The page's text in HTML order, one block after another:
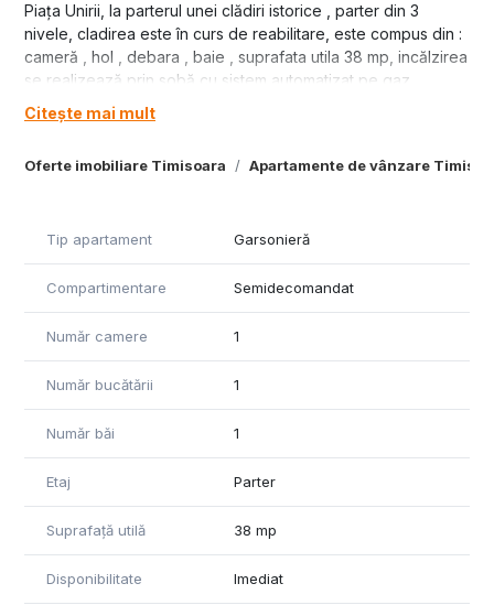
Oferte imobiliare Timisoara Apartamente de vânzare
Piața Unirii, la parterul unei clădiri istorice , parter din 3
nivele, cladirea este în curs de reabilitare, este compus din :
cameră , hol , debara , baie , suprafata utila 38 mp, incălzirea
se realizează prin sobă cu sistem automatizat pe gaz.,
dispune și de o boxă la subsol, pret 110000 euro.
Citește mai mult
Tip apartament Garsonieră
Compartimentare Semidecomandat
Număr camere 1
Număr bucătării 1
Număr băi 1
Etaj Parter
Suprafață utilă 38 mp
Disponibilitate Imediat